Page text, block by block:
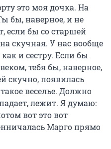
это моя дочка. На
бы, наверное, и не
если бы со старшей
скучная. У нас вообще
и сестру. Если бы
тебя бы, наверное,
скучно, появилась
веселье. Должно
лежит. Я думаю:
вот это вот
Марго прямо